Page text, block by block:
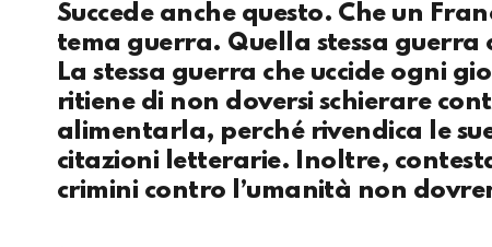
Succede anche questo. Che un
tema guerra. Quella stessa guerra
La stessa guerra che uccide ogni
ritiene di non doversi schierare
alimentarla, perché rivendica le
citazioni letterarie. Inoltre,
crimini contro l’umanità non